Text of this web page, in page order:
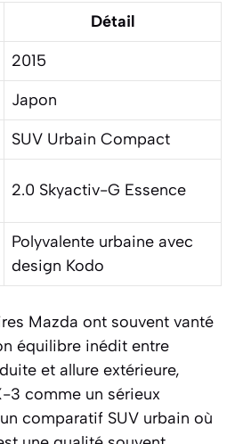
Détail
2015
Japon
SUV Urbain Compact
2.0 Skyactiv-G Essence
Polyvalente urbaine avec
design Kodo
Mazda ont souvent vanté
équilibre inédit entre
et allure extérieure,
3 comme un sérieux
comparatif SUV urbain où